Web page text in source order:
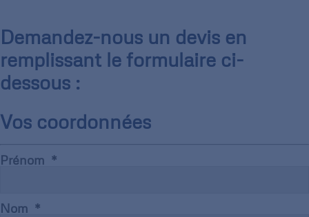
Demandez-nous un devis en
remplissant le formulaire ci-
dessous :
Vos coordonnées
Prénom
Nom